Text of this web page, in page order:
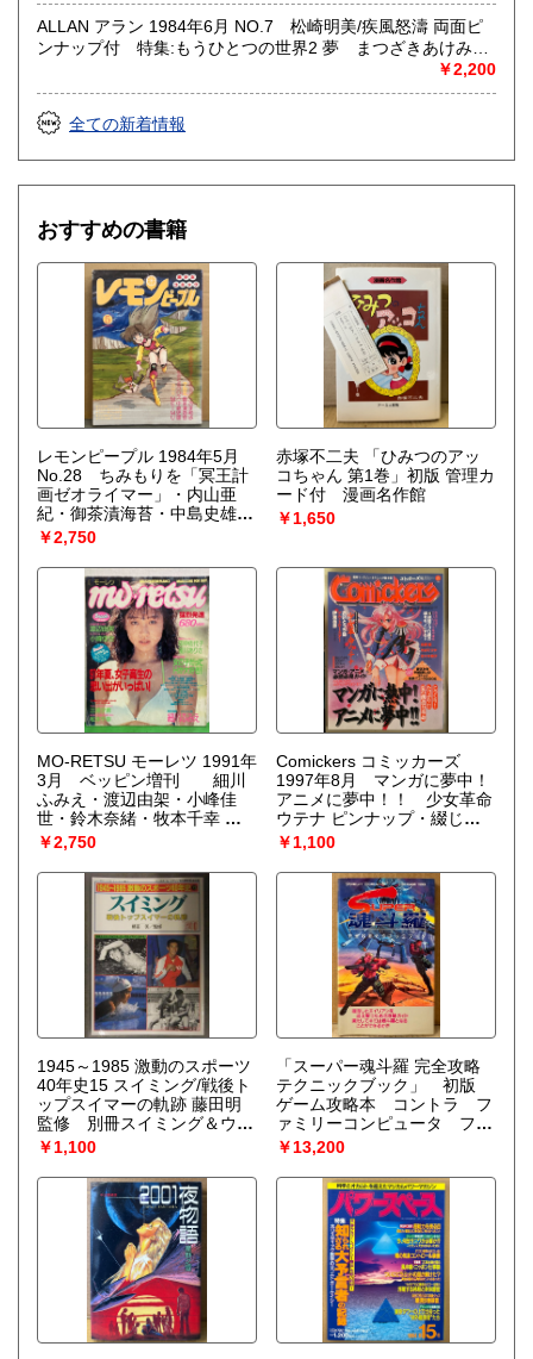
ALLAN アラン 1984年6月 NO.7 松崎明美/疾風怒濤 両面ピ
ンナップ付 特集:もうひとつの世界2 夢 まつざきあけみ・
木村べん 他 少女のための耽美派マガジン 隔月刊 耽美系
￥2,200
全ての新着情報
おすすめの書籍
レモンピープル 1984年5月
No.28 ちみもりを「冥王計
画ゼオライマー」・内山亜
紀・御茶漬海苔・中島史雄
他
￥2,750
赤塚不二夫 「ひみつのアッ
コちゃん 第1巻」初版 管理カ
ード付 漫画名作館
￥1,650
MO-RETSU モーレツ 1991年
3月 ベッピン増刊 細川
ふみえ・渡辺由架・小峰佳
世・鈴木奈緒・牧本千幸 ペ
ーパークラフト・三浦夕貴・
田中佐代子・星川ありさ 他
￥2,750
Comickers コミッカーズ
1997年8月 マンガに夢中！
アニメに夢中！！ 少女革命
ウテナ ピンナップ・綴じ込
み小冊子付き さいとうち
ほ・伊東岳彦・永野護・ちば
てつや・佐々木潤子 他
￥1,100
1945～1985 激動のスポーツ
40年史15 スイミング/戦後ト
ップスイマーの軌跡 藤田明
監修 別冊スイミング＆ウォ
ーターポロマガジン桜花号
￥1,100
「スーパー魂斗羅 完全攻略
テクニックブック」 初版
ゲーム攻略本 コントラ フ
ァミリーコンピュータ ファ
ミコン
￥13,200